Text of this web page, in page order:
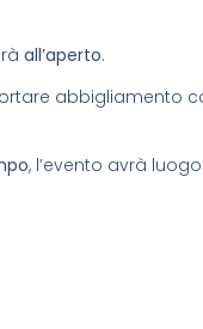
all’aperto.
abbigliamento
, l’evento avrà